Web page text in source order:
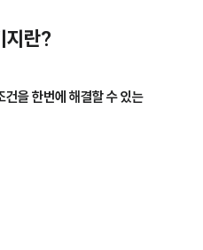
란?
을 한번에 해결할 수 있는